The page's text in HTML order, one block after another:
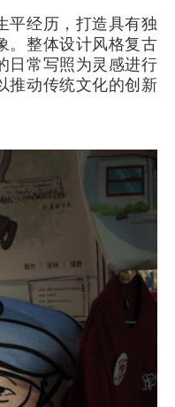
平经历，打造具有独
。整体设计风格复古
日常写照为灵感进行
推动传统文化的创新